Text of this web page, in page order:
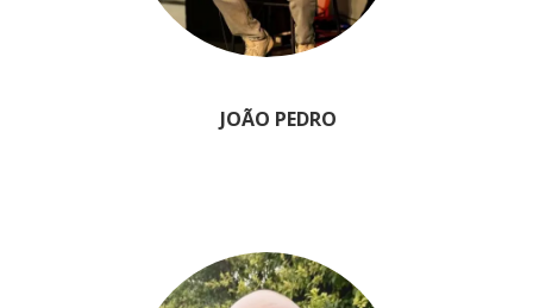
JOÃO PEDRO